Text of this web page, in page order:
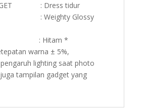
GET : Dress tidur
: Weighty Glossy
: Hitam *
warna ± 5%,
lighting saat photo
tampilan gadget yang